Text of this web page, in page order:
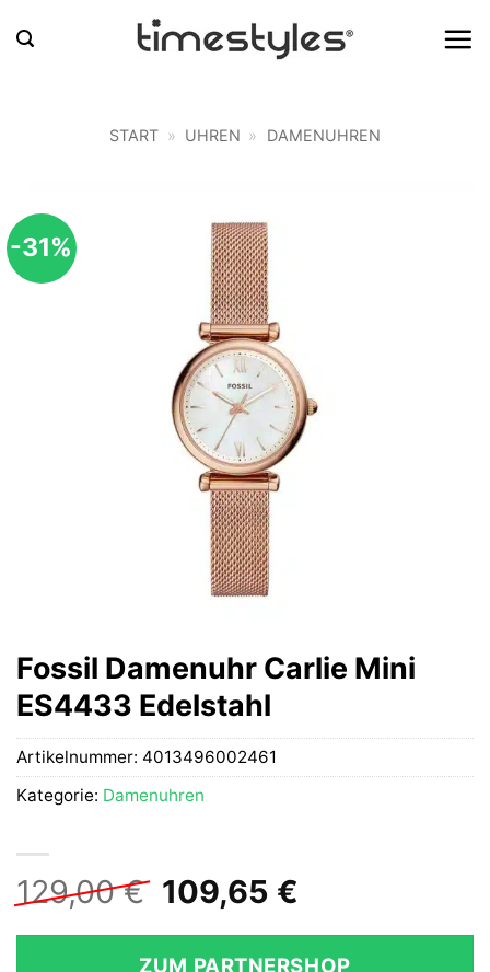
Inhalt
START » UHREN » DAMENUHREN
-31%
Fossil Damenuhr Carlie Mini
ES4433 Edelstahl
129,00€ Ursprünglicher
Preis
war:
109,65 €
ist:
ZUM PARTNERSHOP
Artikelnummer: 4013496002461
Kategorie: Damenuhren